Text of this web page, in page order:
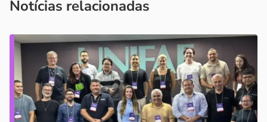
Notícias relacionadas